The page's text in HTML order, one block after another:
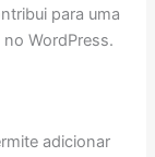
para uma
WordPress.
adicionar